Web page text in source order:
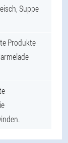
Suppe
Produkte